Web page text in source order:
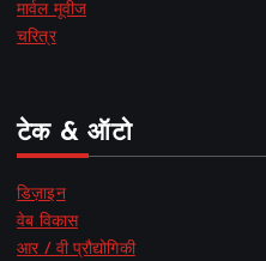
मार्वल मूवीज
चरित्र
टेक & ऑटो
डिज़ाइन
वेब विकास
आर / वी प्रौद्योगिकी